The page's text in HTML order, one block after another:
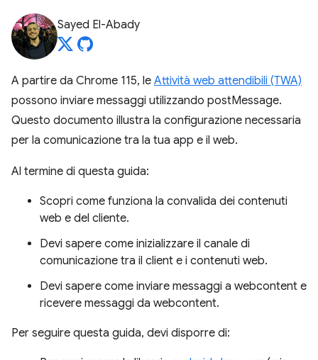
Sayed El-Abady
A partire da Chrome 115, le Attività web attendibili (TWA)
possono inviare messaggi utilizzando postMessage.
Questo documento illustra la configurazione necessaria
per la comunicazione tra la tua app e il web.
Al termine di questa guida:
Scopri come funziona la convalida dei contenuti
web e del cliente.
Devi sapere come inizializzare il canale di
comunicazione tra il client e i contenuti web.
Devi sapere come inviare messaggi a webcontent e
ricevere messaggi da webcontent.
Per seguire questa guida, devi disporre di: